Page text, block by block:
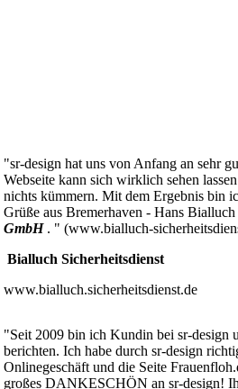
"sr-design hat uns von Anfang an sehr
Webseite kann sich wirklich sehen
nichts kümmern. Mit dem Ergebnis bin
Grüße aus Bremerhaven - Hans Bialluch
GmbH. " (www.bialluch-
Bialluch Sicherheitsdienst
www.bialluch.sicherheitsdienst.de
"Seit 2009 bin ich Kundin bei sr-design
berichten. Ich habe durch sr-design
Onlinegeschäft und die Seite
großes DANKESCHÖN an sr-design!